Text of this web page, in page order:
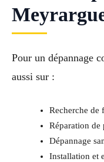
Pour un dépannage
aussi sur :
Recherche de
Réparation de
Dépannage
Installation et